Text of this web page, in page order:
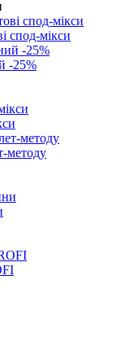
спод-мікси
-25%
методу